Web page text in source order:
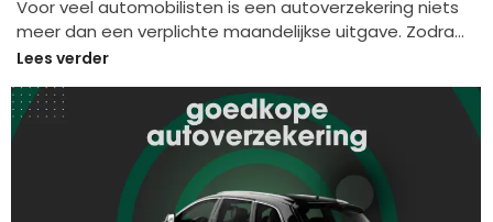
Voor veel automobilisten is een autoverzekering niets
meer dan een verplichte maandelijkse uitgave. Zodra…
Lees verder